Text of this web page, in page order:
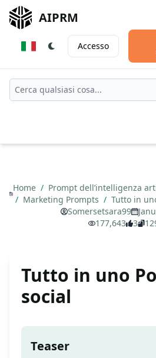
AIPRM
Accesso
Home / Prompt dell’intelligenza
/ Marketing Prompts / Tutto in
Somersetsara99
177,643
3
Tutto in uno
social
Teaser